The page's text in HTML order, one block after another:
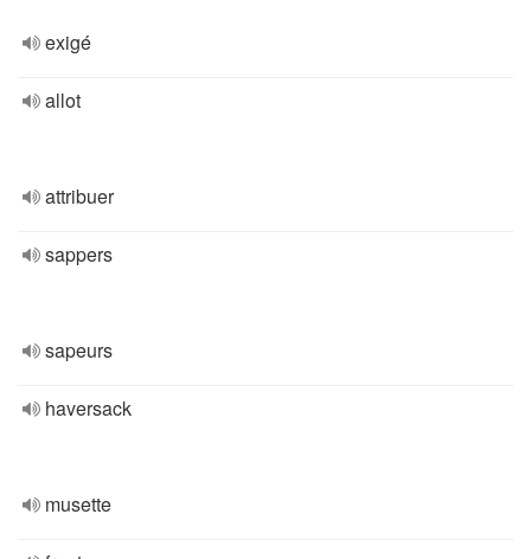
exigé
allot
attribuer
sappers
sapeurs
haversack
musette